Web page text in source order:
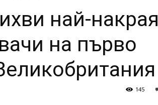
най-накрая
на първо
145